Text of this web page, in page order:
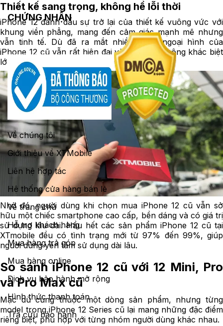
Thiết kế sang trọng, không hề lỗi thời
iPhone 12 đánh dấu sự trở lại của thiết kế vuông vức với
khung viền phẳng, mang đến cảm giác mạnh mẽ nhưng
vẫn tinh tế. Dù đã ra mắt nhiều năm, ngoại hình của
iPhone 12 cũ vẫn rất hiện đại và gần như không khác biệt
lớn so với các thế hệ mới.
Nhờ đó, người dùng khi chọn mua iPhone 12 cũ vẫn sở
hữu một chiếc smartphone cao cấp, bền dáng và có giá trị
sử dụng lâu dài. Hầu hết các sản phẩm iPhone 12 cũ tại
XTmobile đều có tình trạng mới từ 97% đến 99%, giúp
người dùng yên tâm sử dụng dài lâu.
So sánh iPhone 12 cũ với 12 Mini, Pro
và Pro Max cũ
Mặc dù cùng thuộc một dòng sản phẩm, nhưng từng
model trong iPhone 12 Series cũ lại mang những đặc điểm
riêng biệt, phù hợp với từng nhóm người dùng khác nhau.
CHỨNG NHẬN
Về chúng tôi
Giới thiệu về XTMobile
Liên hệ hợp tác
Hệ thống cửa hàng bán lẻ
Về trang chủ
Hỗ trợ khách hàng
Mua hàng trả góp
Mua hàng online
Dịch vụ bảo hành mở rộng
Hình thức thanh toán
Tra cứu bảo hành